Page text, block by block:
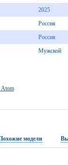
2025
Россия
Россия
Мужской
Atom
модели